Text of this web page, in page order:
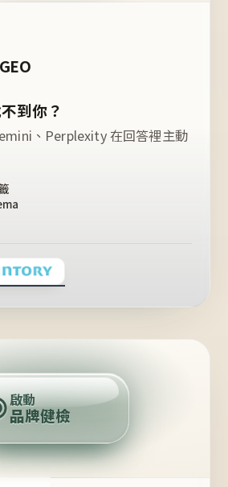
到你？
、Perplexity 在回答裡主動
定
位
點
啟動
品牌健檢